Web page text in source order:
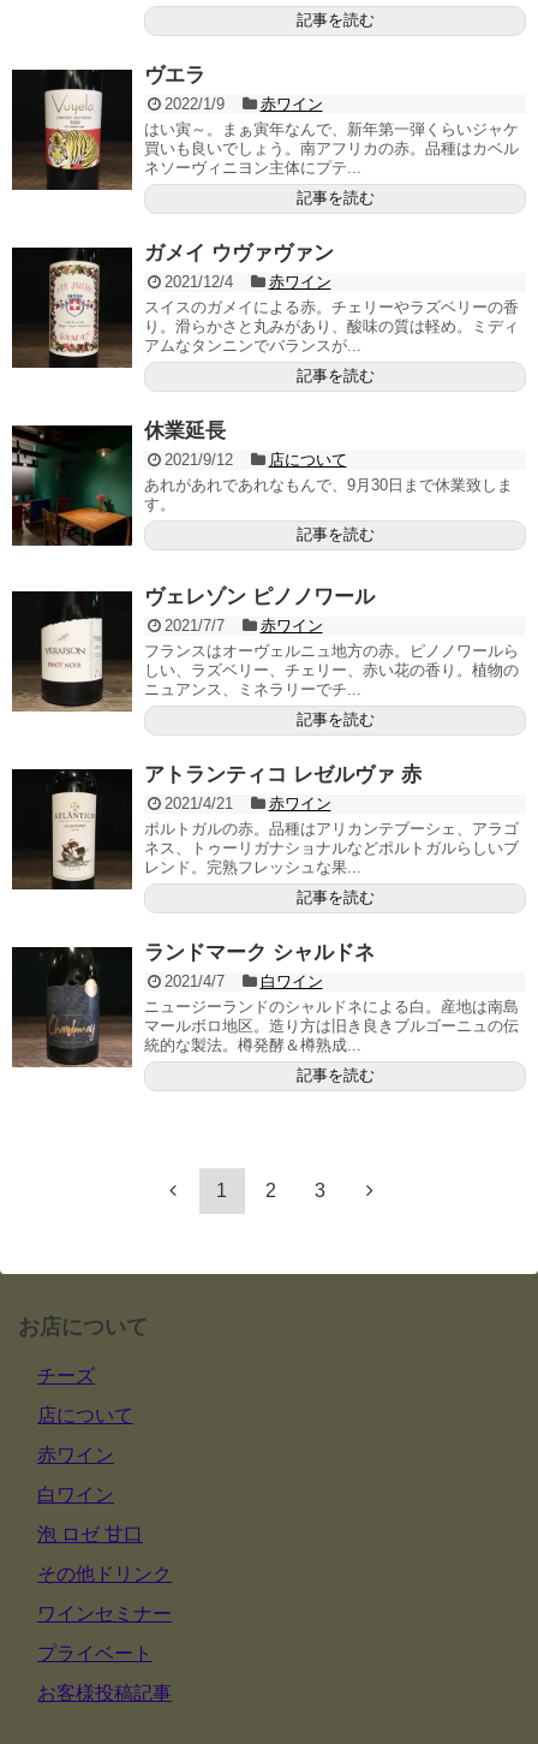
記事を読む
ヴエラ
2022/1/9
赤ワイン
はい寅～。まぁ寅年なんで、新年第一弾くらいジャケ
買いも良いでしょう。南アフリカの赤。品種はカベル
ネソーヴィニヨン主体にプテ...
記事を読む
ガメイ ウヴァヴァン
2021/12/4
赤ワイン
スイスのガメイによる赤。チェリーやラズベリーの香
り。滑らかさと丸みがあり、酸味の質は軽め。ミディ
アムなタンニンでバランスが...
記事を読む
休業延長
2021/9/12
店について
あれがあれであれなもんで、9月30日まで休業致しま
す。
記事を読む
ヴェレゾン ピノノワール
2021/7/7
赤ワイン
フランスはオーヴェルニュ地方の赤。ピノノワールら
しい、ラズベリー、チェリー、赤い花の香り。植物の
ニュアンス、ミネラリーでチ...
記事を読む
アトランティコ レゼルヴァ 赤
2021/4/21
赤ワイン
ポルトガルの赤。品種はアリカンテブーシェ、アラゴ
ネス、トゥーリガナショナルなどポルトガルらしいブ
レンド。完熟フレッシュな果...
記事を読む
ランドマーク シャルドネ
2021/4/7
白ワイン
ニュージーランドのシャルドネによる白。産地は南島
マールボロ地区。造り方は旧き良きブルゴーニュの伝
統的な製法。樽発酵＆樽熟成...
記事を読む
1 2 3
お店について
チーズ
店について
赤ワイン
白ワイン
泡 ロゼ 甘口
その他ドリンク
ワインセミナー
プライベート
お客様投稿記事